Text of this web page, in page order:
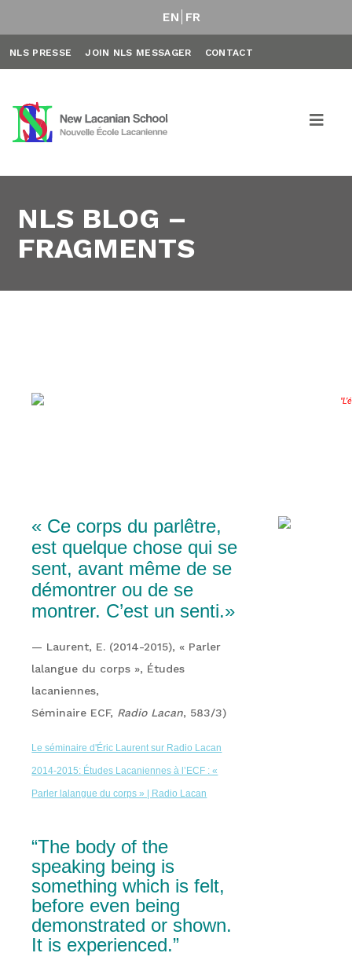
EN FR
NLS PRESSE JOIN NLS MESSAGER CONTACT
NLS BLOG –
FRAGMENTS
« Ce corps du parlêtre,
est quelque chose qui se
sent, avant même de se
démontrer ou de se
montrer. C’est un senti.»
— Laurent, E. (2014-2015), « Parler
lalangue du corps », Études
lacaniennes,
Séminaire ECF, Radio Lacan, 583/3)
Le séminaire d'Éric Laurent sur Radio Lacan
2014-2015: Études Lacaniennes à l’ECF : «
Parler lalangue du corps » | Radio Lacan
“The body of the
speaking being is
something which is felt,
before even being
demonstrated or shown.
It is experienced.”